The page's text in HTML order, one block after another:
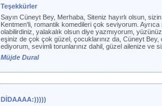
Teşekkürler
Sayın Cüneyt Bey, Merhaba, Siteniz hayırlı olsun,
Kentmen'li, romantik komedileri çok seviyorum.
olabilirdiniz, yalakalık olsun diye yazmıyorum,
eşiniz de çok çok güzel, çocuklarınız da, Cüneyt
ediyorum, sevimli torunlarınız dahil, güzel ailenize ve
Müjde Dural
DİDAAAA:)))))